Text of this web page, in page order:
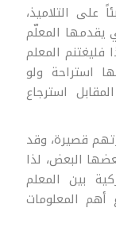
على التلاميذ،
يقدمها المعلّم
المعلم
استراحة ولو
استرجاع
قصيرة، وقد
البعض، لذا
بين المعلم
أهم المعلومات